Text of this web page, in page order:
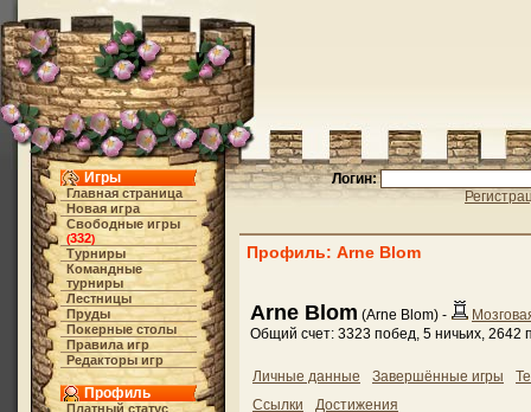
Игры
Главная страница
Новая игра
Свободные игры
(332)
Турниры
Командные
турниры
Лестницы
Пруды
Покерные столы
Правила игр
Редакторы игр
Профиль
Платный статус
Логин:
Профиль: Arne Blom
Arne Blom (Arne Blom) -
Общий счет: 3323 побед, 5 ничьих, 2642
Личные данные Завершённые игры
Ссылки
Достижения